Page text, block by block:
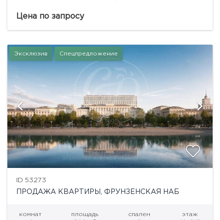
Крестовоздвиженском переулке Москвы — это
Цена по запросу
Эксклюзив Спецпредложение
ID 53273
ПРОДАЖА КВАРТИРЫ, ФРУНЗЕНСКАЯ НАБ
комнат площадь спален этаж